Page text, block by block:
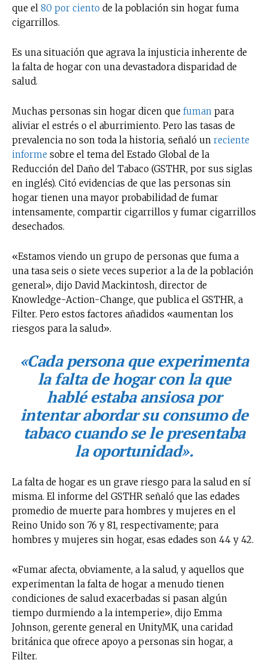
que el 80 por ciento de la población sin hogar fuma
cigarrillos.
Es una situación que agrava la injusticia inherente de
la falta de hogar con una devastadora disparidad de
salud.
Muchas personas sin hogar dicen que fuman para
aliviar el estrés o el aburrimiento. Pero las tasas de
prevalencia no son toda la historia, señaló un reciente
informe sobre el tema del Estado Global de la
Reducción del Daño del Tabaco (GSTHR, por sus siglas
en inglés). Citó evidencias de que las personas sin
hogar tienen una mayor probabilidad de fumar
intensamente, compartir cigarrillos y fumar cigarrillos
desechados.
«Estamos viendo un grupo de personas que fuma a
una tasa seis o siete veces superior a la de la población
general», dijo David Mackintosh, director de
Knowledge-Action-Change, que publica el GSTHR, a
Filter. Pero estos factores añadidos «aumentan los
riesgos para la salud».
«Cada persona que experimenta
la falta de hogar con la que
hablé estaba ansiosa por
intentar abordar su consumo de
tabaco cuando se le presentaba
la oportunidad».
La falta de hogar es un grave riesgo para la salud en sí
misma. El informe del GSTHR señaló que las edades
promedio de muerte para hombres y mujeres en el
Reino Unido son 76 y 81, respectivamente; para
hombres y mujeres sin hogar, esas edades son 44 y 42.
«Fumar afecta, obviamente, a la salud, y aquellos que
experimentan la falta de hogar a menudo tienen
condiciones de salud exacerbadas si pasan algún
tiempo durmiendo a la intemperie», dijo Emma
Johnson, gerente general en UnityMK, una caridad
británica que ofrece apoyo a personas sin hogar, a
Filter.